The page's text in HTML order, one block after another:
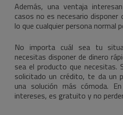
Además, una ventaja
casos no es necesario disponer
lo que cualquier persona normal
No importa cuál sea tu
necesitas disponer de dinero
sea el producto que necesitas.
solicitado un crédito, te da un
una solución más cómoda.
intereses, es gratuito y no